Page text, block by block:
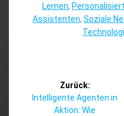
Lernen,
Assistenten, Soziale
Zurück:
Vorheriger
Beitrag:
Intelligente Agenten in
Aktion: Wie